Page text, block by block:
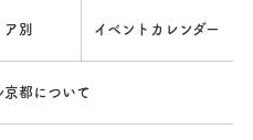
ア別 イベントカレンダー
京都について